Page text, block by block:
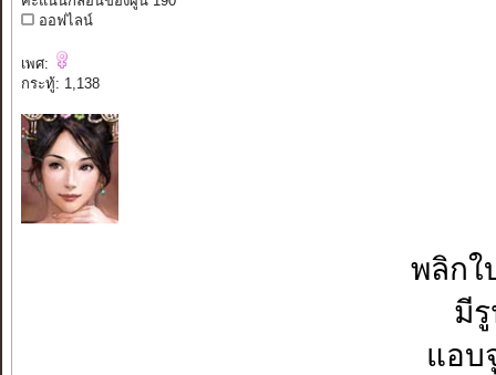
ออฟไลน์
เพศ:
กระทู้: 1,138
พลิกใ
มี
แอบ